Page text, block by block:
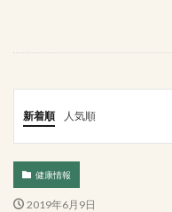
新着順 人気順
健康情報
2019年6月9日